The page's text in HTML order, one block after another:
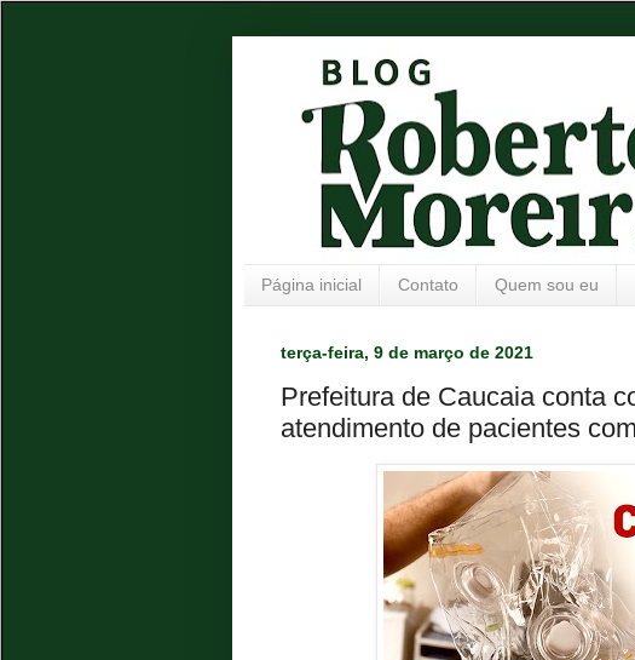
Página inicial Contato Quem sou eu
terça-feira, 9 de março de 2021
Prefeitura de Caucaia conta
atendimento de pacientes